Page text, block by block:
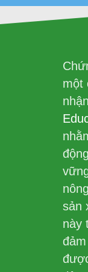
một
sản
này